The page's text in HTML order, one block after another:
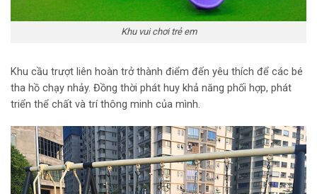
Khu vui chơi trẻ em
Khu cầu trượt liên hoàn trở thành điểm đến yêu thích để các bé
tha hồ chạy nhảy. Đồng thời phát huy khả năng phối hợp, phát
triển thể chất và trí thông minh của mình.